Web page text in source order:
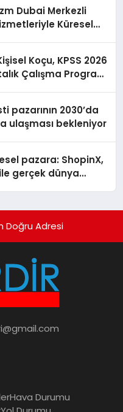
Dubai Merkezli
Küresel
Koçu, KPSS 2026
Çalışma Programı
pazarının 2030’da
ulaşması bekleniyor
pazara: ShopinX,
gerçek dünya
Doğru Adresi
Hava Durumu